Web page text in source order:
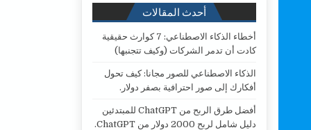
أحدث المقالات
أخطاء الذكاء الاصطناعي: 7 كوارث حقيقية
كادت أن تدمر الشركات (وكيف تتجنبها)
الذكاء الاصطناعي للصور مجانا: كيف تحول
أفكارك إلى صور احترافية بصفر دولار.
أفضل طرق الربح من ChatGPT للمبتدئين
دليل شامل لربح 2000 دولار من ChatGPT.